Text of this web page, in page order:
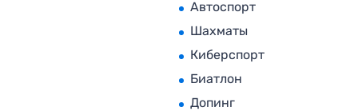
Автоспорт
Шахматы
Киберспорт
Биатлон
Допинг